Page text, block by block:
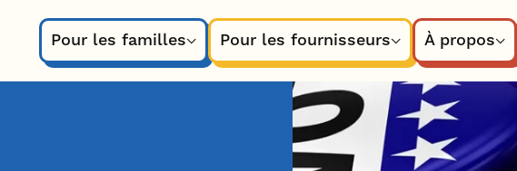
Pour les familles
Pour les fournisseurs À propos